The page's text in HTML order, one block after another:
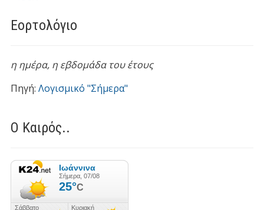
Εορτολόγιο
η ημέρα, η εβδομάδα του έτους
Πηγή: Λογισμικό "Σήμερα"
Ο Καιρός..